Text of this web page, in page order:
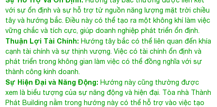
với sự ổn định và sự hỗ trợ từ nguồn năng lượng mặt trời chiều
tây và hướng bắc. Điều này có thể tạo ra một không khí làm việc
vững chắc và tích cực, giúp doanh nghiệp phát triển ổn định.
Thuận Lợi Tài Chính: Hướng tây bắc có thể liên quan đến khía
cạnh tài chính và sự thịnh vượng. Việc có tài chính ổn định và
phát triển trong không gian làm việc có thể đồng nghĩa với sự
thành công kinh doanh.
Sự Hiện Đại và Năng Động: Hướng này cũng thường được
xem là biểu tượng của sự năng động và hiện đại. Tòa nhà Thành
Phát Building nằm trong hướng này có thể hỗ trợ vào việc tạo